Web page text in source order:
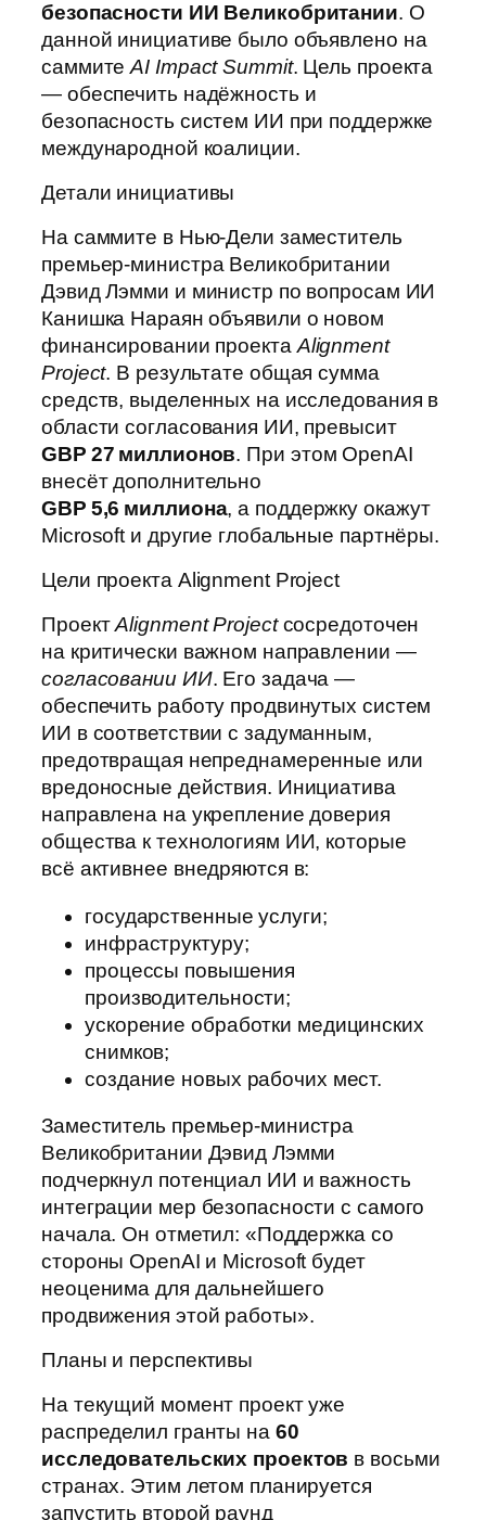
безопасности ИИ Великобритании. О
данной инициативе было объявлено на
саммитеAI Impact Summit. Цель проекта
— обеспечить надёжность и
безопасность систем ИИ при поддержке
международной коалиции.
Детали инициативы
На саммите в Нью-Дели заместитель
премьер-министра Великобритании
Дэвид Лэмми и министр по вопросам ИИ
Канишка Нараян объявили о новом
финансировании проекта Alignment
Project. В результате общая сумма
средств, выделенных на исследования в
области согласования ИИ, превысит
GBP 27 миллионов. При этом OpenAI
внесёт дополнительно
GBP 5,6 миллиона, а поддержку окажут
Microsoft и другие глобальные партнёры.
Цели проекта Alignment Project
ПроектAlignment Projectсосредоточен
на критически важном направлении —
согласовании ИИ. Его задача —
обеспечить работу продвинутых систем
ИИ в соответствии с задуманным,
предотвращая непреднамеренные или
вредоносные действия. Инициатива
направлена на укрепление доверия
общества к технологиям ИИ, которые
всё активнее внедряются в:
государственные услуги;
инфраструктуру;
процессы повышения
производительности;
ускорение обработки медицинских
снимков;
создание новых рабочих мест.
Заместитель премьер-министра
Великобритании Дэвид Лэмми
подчеркнул потенциал ИИ и важность
интеграции мер безопасности с самого
начала. Он отметил: «Поддержка со
стороны OpenAI и Microsoft будет
неоценима для дальнейшего
продвижения этой работы».
Планы и перспективы
На текущий момент проект уже
распределил гранты на 60
исследовательских проектов в восьми
странах. Этим летом планируется
запустить второй раунд